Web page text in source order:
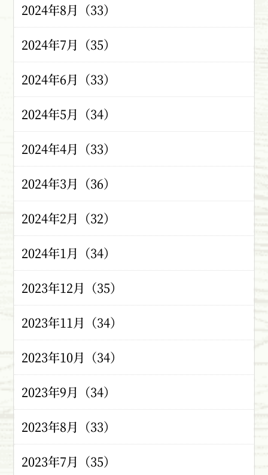
2024年8月（33）
2024年7月（35）
2024年6月（33）
2024年5月（34）
2024年4月（33）
2024年3月（36）
2024年2月（32）
2024年1月（34）
2023年12月（35）
2023年11月（34）
2023年10月（34）
2023年9月（34）
2023年8月（33）
2023年7月（35）